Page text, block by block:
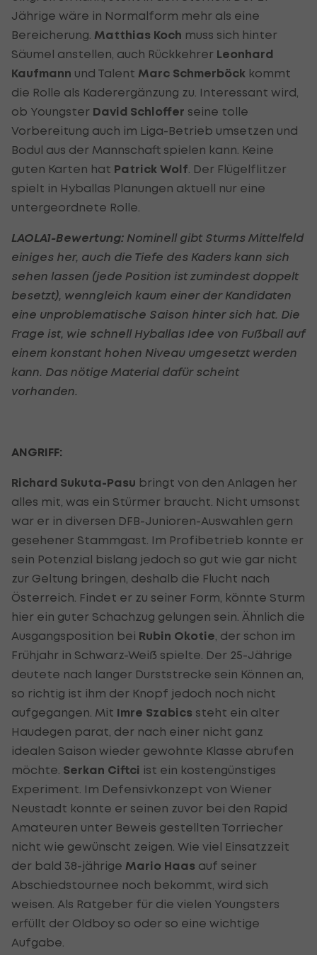
Jährige wäre in Normalform mehr als eine
Bereicherung. Matthias Koch muss sich hinter
Säumel anstellen, auch Rückkehrer Leonhard
Kaufmann und Talent Marc Schmerböck kommt
die Rolle als Kaderergänzung zu. Interessant wird,
ob Youngster David Schloffer seine tolle
Vorbereitung auch im Liga-Betrieb umsetzen und
Bodul aus der Mannschaft spielen kann. Keine
guten Karten hat Patrick Wolf . Der Flügelflitzer
spielt in Hyballas Planungen aktuell nur eine
untergeordnete Rolle.
LAOLA1-Bewertung: Nominell gibt Sturms Mittelfeld
einiges her, auch die Tiefe des Kaders kann sich
sehen lassen (jede Position ist zumindest doppelt
besetzt), wenngleich kaum einer der Kandidaten
eine unproblematische Saison hinter sich hat. Die
Frage ist, wie schnell Hyballas Idee von Fußball auf
einem konstant hohen Niveau umgesetzt werden
kann. Das nötige Material dafür scheint
vorhanden.
ANGRIFF:
Richard Sukuta-Pasu bringt von den Anlagen her
alles mit, was ein Stürmer braucht. Nicht umsonst
war er in diversen DFB-Junioren-Auswahlen gern
gesehener Stammgast. Im Profibetrieb konnte er
sein Potenzial bislang jedoch so gut wie gar nicht
zur Geltung bringen, deshalb die Flucht nach
Österreich. Findet er zu seiner Form, könnte Sturm
hier ein guter Schachzug gelungen sein. Ähnlich die
Ausgangsposition bei Rubin Okotie , der schon im
Frühjahr in Schwarz-Weiß spielte. Der 25-Jährige
deutete nach langer Durststrecke sein Können an,
so richtig ist ihm der Knopf jedoch noch nicht
aufgegangen. Mit Imre Szabics steht ein alter
Haudegen parat, der nach einer nicht ganz
idealen Saison wieder gewohnte Klasse abrufen
möchte. Serkan Ciftci ist ein kostengünstiges
Experiment. Im Defensivkonzept von Wiener
Neustadt konnte er seinen zuvor bei den Rapid
Amateuren unter Beweis gestellten Torriecher
nicht wie gewünscht zeigen. Wie viel Einsatzzeit
der bald 38-jährige Mario Haas auf seiner
Abschiedstournee noch bekommt, wird sich
weisen. Als Ratgeber für die vielen Youngsters
erfüllt der Oldboy so oder so eine wichtige
Aufgabe.